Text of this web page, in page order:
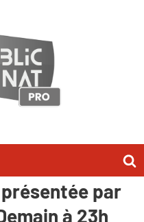
- « Des
par
à 23h